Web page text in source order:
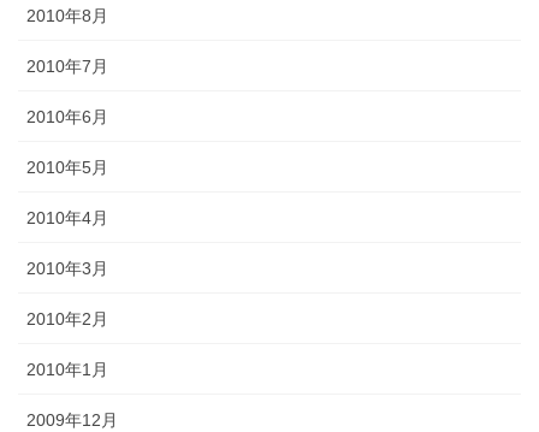
2010年8月
2010年7月
2010年6月
2010年5月
2010年4月
2010年3月
2010年2月
2010年1月
2009年12月